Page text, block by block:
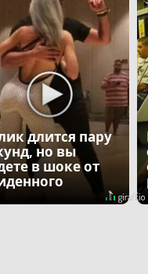
длится пару
но вы
в шоке от